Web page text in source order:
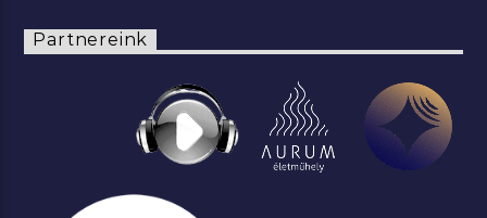
Partnereink